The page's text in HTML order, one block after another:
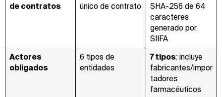
de contratos
único de contrato
SHA-256 de 64
caracteres
generado por
SIIFA
Actores
obligados
6 tipos de
entidades
7 tipos: incluye
fabricantes/impor
tadores
farmacéuticos